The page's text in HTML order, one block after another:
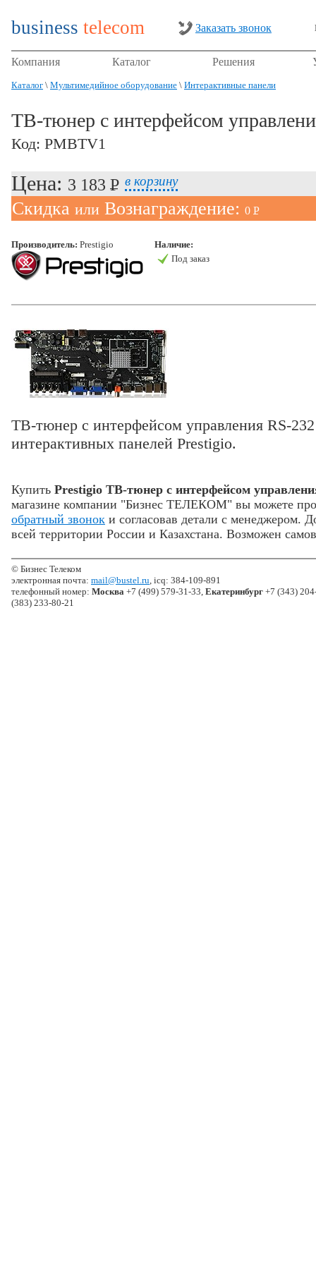
business telecom Заказать звонок
Компания Каталог Решения
Каталог \ Мультимедийное оборудование \ Интерактивные панели
ТВ-тюнер с интерфейсом
Код: PMBTV1
Цена: 3 183 PУБ.
в корзину
Скидка или Вознаграждение: 0 PУБ.
Производитель: Prestigio
Наличие:
Под заказ
ТВ-тюнер с интерфейсом управления RS-232
интерактивных панелей Prestigio.
Купить Prestigio ТВ-тюнер с интерфейсом
магазине компании "Бизнес ТЕЛЕКОМ" вы можете
обратный звонок и согласовав детали с менеджером.
всей территории России и Казахстана. Возможен
© Бизнес Телеком
электронная почта: mail@bustel.ru, icq: 384-109-891
телефонный номер: Москва +7 (499) 579-31-33, Екатеринбург +7 (343)
(383) 233-80-21